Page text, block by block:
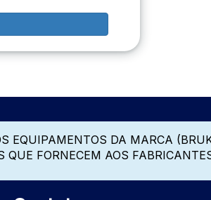
EQUIPAMENTOS DA MARCA
QUE FORNECEM AOS